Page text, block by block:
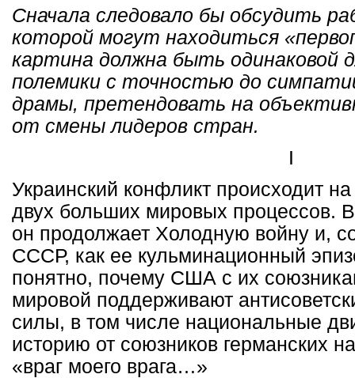
Сначала следовало бы обсудить
которой могут находиться
картина должна быть одинаковой
полемики с точностью до
драмы, претендовать на
от смены лидеров стран.
I
Украинский конфликт происходит
двух больших мировых процессов.
он продолжает Холодную войну и,
СССР, как ее кульминационный
понятно, почему США c их
мировой поддерживают
силы, в том числе национальные
историю от союзников германских
«враг моего врага…»